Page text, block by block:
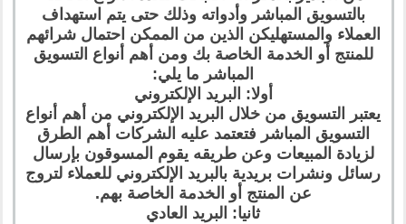
بالتسويق المباشر وأدواته وذلك حتى يتم استهداف
العملاء والمستهليكن الذين من الممكن احتمال شرائهم
للمنتج أو الخدمة الخاصة بك ومن أهم أنواع التسويق
المباشر ما يلي:
أولا: البريد الإلكتروني
يعتبر التسويق من خلال البريد الإلكتروني من أهم أنواع
التسويق المباشر فتعتمد عليه الشركات أهم الطرق
لزيادة المبيعات وعن طريقه يقوم المسوقون بإرسال
رسائل ونشرات بريدية بالبريد الإلكتروني للعملاء لتروج
عن المنتج أو الخدمة الخاصة بهم.
ثانيا: البريد العادي